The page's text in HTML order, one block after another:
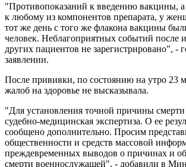
"Противопоказаний к введению вакцины,
к любому из компонентов препарата, у
тот же день с того же флакона вакцины
человек. Неблагоприятных событий после
других пациентов не зарегистрировано", -
заявлении.
После прививки, по состоянию на утро 23
жалоб на здоровье не высказывала.
"Для установления точной причины смерти
судебно-медицинская экспертиза. О ее
сообщено дополнительно. Просим
общественности и средств массовой
преждевременных выводов о причинах и
смерти военнослужащей", - добавили в